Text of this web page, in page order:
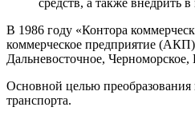
В 1986 году «Контора
коммерческое предприятие
Дальневосточное,
Основной целью
транспорта.